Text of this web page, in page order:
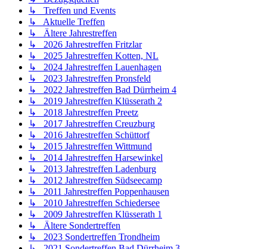
↳ Treffen und Events
↳ Aktuelle Treffen
↳ Ältere Jahrestreffen
↳ 2026 Jahrestreffen Fritzlar
↳ 2025 Jahrestreffen Kotten, NL
↳ 2024 Jahrestreffen Lauenhagen
↳ 2023 Jahrestreffen Pronsfeld
↳ 2022 Jahrestreffen Bad Dürrheim 4
↳ 2019 Jahrestreffen Klüsserath 2
↳ 2018 Jahrestreffen Preetz
↳ 2017 Jahrestreffen Creuzburg
↳ 2016 Jahrestreffen Schüttorf
↳ 2015 Jahrestreffen Wittmund
↳ 2014 Jahrestreffen Harsewinkel
↳ 2013 Jahrestreffen Ladenburg
↳ 2012 Jahrestreffen Südseecamp
↳ 2011 Jahrestreffen Poppenhausen
↳ 2010 Jahrestreffen Schiedersee
↳ 2009 Jahrestreffen Klüsserath 1
↳ Ältere Sondertreffen
↳ 2023 Sondertreffen Trondheim